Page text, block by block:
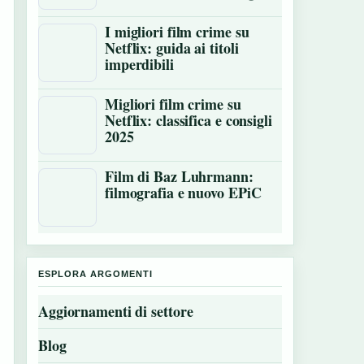
I migliori film crime su
Netflix: guida ai titoli
imperdibili
Migliori film crime su
Netflix: classifica e consigli
2025
Film di Baz Luhrmann:
filmografia e nuovo EPiC
ESPLORA ARGOMENTI
Aggiornamenti di settore
Blog